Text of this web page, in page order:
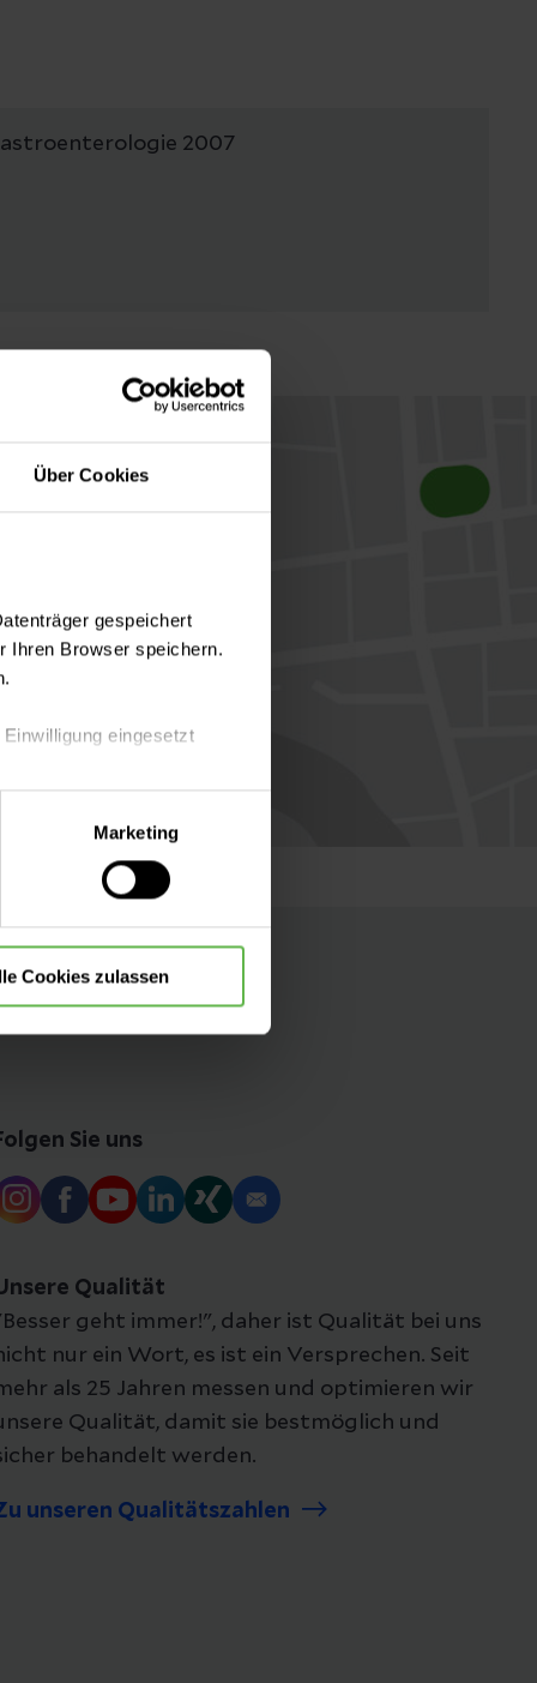
Über Cookies
gespeichert
Ihren Browser speichern.
eingesetzt
Auswahl hinsichtlich der
Verwendung aller Cookies
Marketing
Cookies zulassen
2007
Sie uns
Qualität
geht immer!", daher ist Qualität bei uns
nur ein Wort, es ist ein Versprechen. Seit
als 25 Jahren messen und optimieren wir
Qualität, damit sie bestmöglich und
behandelt werden.
unseren Qualitätszahlen